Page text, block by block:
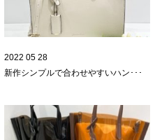
2022 05 28
新作シンプルで合わせやすいハン･･･